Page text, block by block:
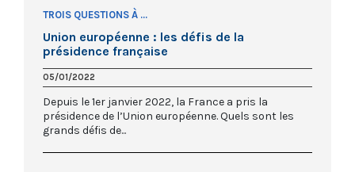
TROIS QUESTIONS À ...
Union européenne : les défis de la
présidence française
05/01/2022
Depuis le 1er janvier 2022, la France a pris la
présidence de l’Union européenne. Quels sont les
grands défis de...